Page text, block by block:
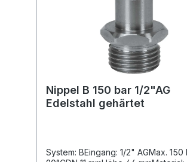
Nippel B 150 bar 1/2"AG
Edelstahl gehärtet
System: BEingang: 1/2" AGMax. 150